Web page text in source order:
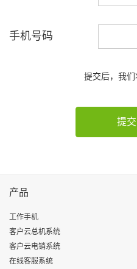
手机号码
提交后，我
产品
工作手机
客户云总机系统
客户云电销系统
在线客服系统